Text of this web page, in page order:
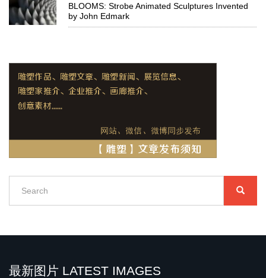
BLOOMS: Strobe Animated Sculptures Invented
by John Edmark
最新图片 LATEST IMAGES